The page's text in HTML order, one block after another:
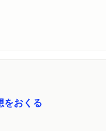
をおくる